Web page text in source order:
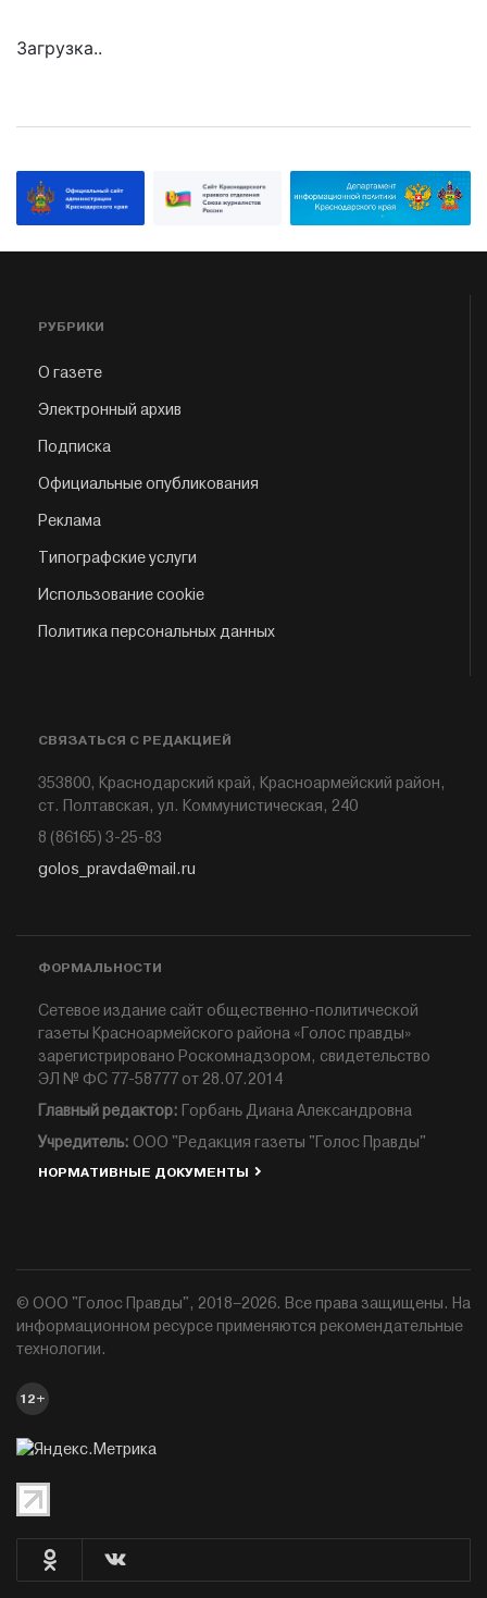
Загрузка..
РУБРИКИ
О газете
Электронный архив
Подписка
Официальные опубликования
Реклама
Типографские услуги
Использование cookie
Политика персональных данных
СВЯЗАТЬСЯ С РЕДАКЦИЕЙ
353800, Краснодарский край, Красноармейский район,
ст. Полтавская, ул. Коммунистическая, 240
8 (86165) 3-25-83
golos_pravda@mail.ru
ФОРМАЛЬНОСТИ
Сетевое издание сайт общественно-политической
газеты Красноармейского района «Голос правды»
зарегистрировано Роскомнадзором, свидетельство
ЭЛ № ФС 77-58777 от 28.07.2014
Главный редактор: Горбань Диана Александровна
Учредитель: ООО "Редакция газеты "Голос Правды"
НОРМАТИВНЫЕ ДОКУМЕНТЫ
© ООО "Голос Правды", 2018–2026. Все права защищены. На
информационном ресурсе применяются рекомендательные
технологии.
12+